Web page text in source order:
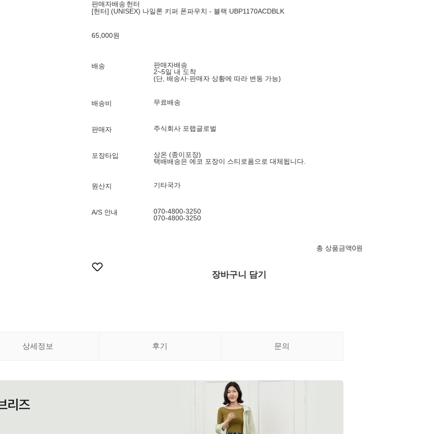
판매자배송 헌터
[헌터] (UNISEX) 나일론 키퍼 폰파우치 - 블랙 UBP1170ACDBLK
65,000원
배송
판매자배송
2~5일 내 도착
(단, 배송사·판매자 상황에 따라 변동 가능)
배송비 무료배송
판매자 주식회사 포랩글로벌
포장타입
상온 (종이포장)
택배배송은 에코 포장이 스티로폼으로 대체됩니다.
원산지 기타국가
A/S 안내
070-4800-3250
070-4800-3250
총 상품금액0원
장바구니 담기
상세정보 후기 문의